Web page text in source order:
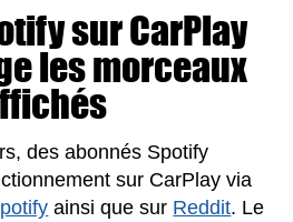
sur CarPlay
les morceaux
des abonnés Spotify
sur CarPlay via
ainsi que sur Reddit. Le